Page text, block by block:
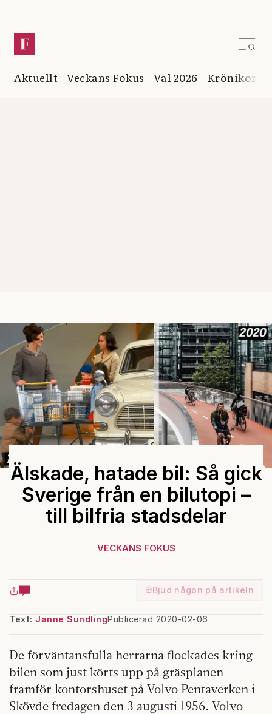
Aktuellt Veckans Fokus Val 2026 Krönikor
Älskade, hatade bil: Så gick
Sverige från en bilutopi –
till bilfria stadsdelar
VECKANS FOKUS
Bjud någon på artikeln
Text: Janne SundlingPublicerad 2020-02-06
De förväntansfulla herrarna flockades kring
bilen som just körts upp på gräsplanen
framför kontorshuset på Volvo Pentaverken i
Skövde fredagen den 3 augusti 1956. Volvo